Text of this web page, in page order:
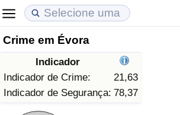
Crime em Évora
Indicador
Indicador de Crime:
21,63
Indicador de Segurança: 78,37
Custo de Vida
Indicador de Custo de Vida (Atual)
Indicador de Custo de Vida
Preços de Imóveis
Indicador de Preços de Imóveis (Atual)
Indicador de Preços de Imóveis
Qualidade de Vida
Indicador de Qualidade de Vida
Indicador de Qualidade de Vida (Atual)